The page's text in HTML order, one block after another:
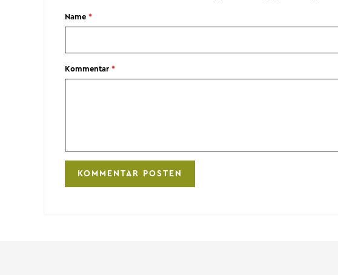
Name *
Kommentar *